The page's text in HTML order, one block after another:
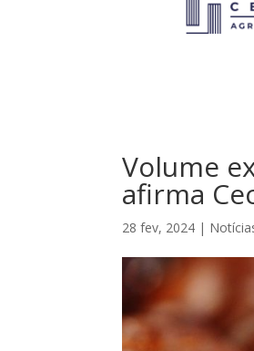
Volume
afirma
28 fev, 2024 |